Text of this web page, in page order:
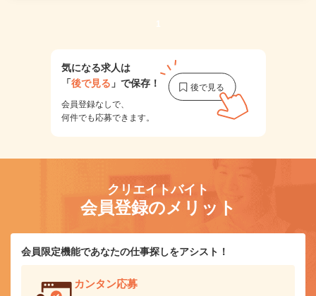
1
気になる求人は
「後で見る 」で保存！
会員登録なしで、
何件でも応募できます。
クリエイトバイト
会員登録のメリット
会員限定機能であなたの仕事探しをアシスト！
カンタン応募